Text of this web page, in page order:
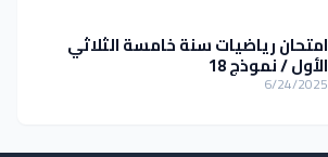
امتحان رياضيات سنة خامسة الثلاثي
الأول / نموذج 18
6/24/2025